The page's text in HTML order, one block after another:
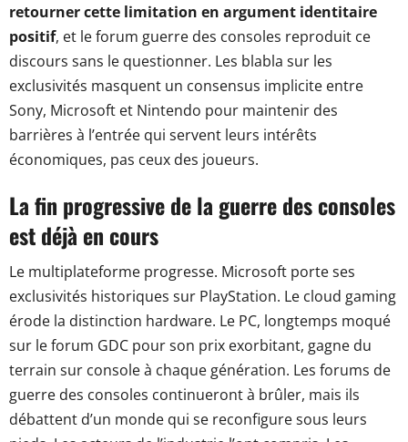
retourner cette limitation en argument identitaire
positif, et le forum guerre des consoles reproduit ce
discours sans le questionner. Les blabla sur les
exclusivités masquent un consensus implicite entre
Sony, Microsoft et Nintendo pour maintenir des
barrières à l’entrée qui servent leurs intérêts
économiques, pas ceux des joueurs.
La fin progressive de la guerre des consoles
est déjà en cours
Le multiplateforme progresse. Microsoft porte ses
exclusivités historiques sur PlayStation. Le cloud gaming
érode la distinction hardware. Le PC, longtemps moqué
sur le forum GDC pour son prix exorbitant, gagne du
terrain sur console à chaque génération. Les forums de
guerre des consoles continueront à brûler, mais ils
débattent d’un monde qui se reconfigure sous leurs